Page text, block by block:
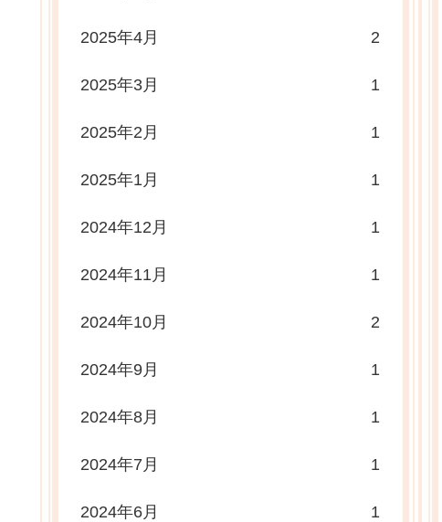
2025年4月 2
2025年3月 1
2025年2月 1
2025年1月 1
2024年12月 1
2024年11月 1
2024年10月 2
2024年9月 1
2024年8月 1
2024年7月 1
2024年6月 1